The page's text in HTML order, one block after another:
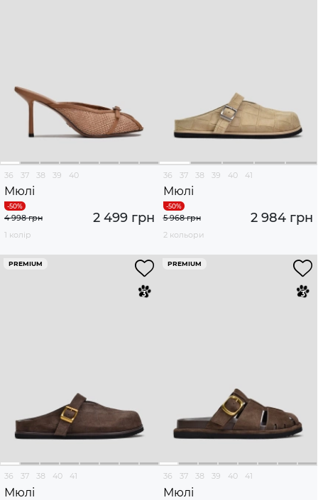
36 37 38 39 40
Мюлі
2 499 грн
4 998 грн
1 колір
36 37 38 39 40 41
Мюлі
2 984 грн
5 968 грн
2 кольори
PREMIUM
36 37 38 40 41
Мюлі
PREMIUM
36 37 38 39 40 41
Мюлі